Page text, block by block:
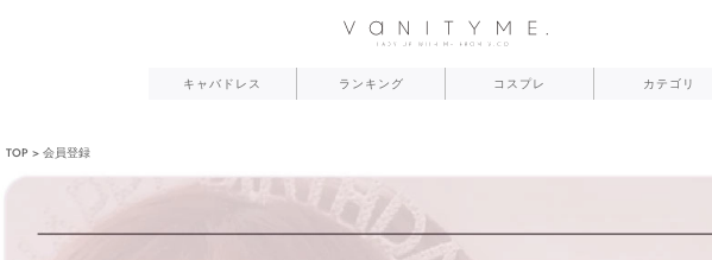
キャバドレス ランキング コスプレ カテゴリ
TOP 会員登録